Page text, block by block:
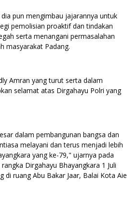
pun mengimbau jajarannya untuk
pemolisian proaktif dan tindakan
serta menangani permasalahan
masyarakat Padang.
Amran yang turut serta dalam
selamat atas Dirgahayu Polri yang
dalam pembangunan bangsa dan
melayani dan terus menjadi lebih
yang ke-79," ujarnya pada
Dirgahayu Bhayangkara 1 Juli
di ruang Abu Bakar Jaar, Balai Kota Aie